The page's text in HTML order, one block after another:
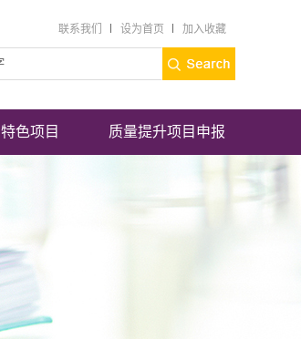
联系我们 设为首页 加入收藏
特色项目 质量提升项目申报